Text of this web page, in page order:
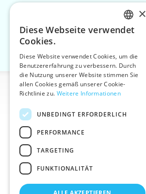
Informationen
Home
Über uns
personenbezogener Daten
CZECH
ENGLISH
×
Diese Webseite verwendet
Cookies.
Diese Website verwendet Cookies, um die
Benutzererfahrung zu verbessern. Durch
die Nutzung unserer Website stimmen Sie
allen Cookies gemäß unserer Cookie-
Richtlinie zu. Weitere Informationen
UNBEDINGT ERFORDERLICH
PERFORMANCE
TARGETING
FUNKTIONALITÄT